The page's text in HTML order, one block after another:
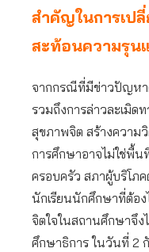
สำคัญในการเป
สะท้อนความรุนแ
จากกรณีที่มีข่าวปัญหา
รวมถึงการล่าวละเมิด
สุขภาพจิต สร้างความ
การศึกษาอาจไม่ใช่พื้
ครอบครัว สภาผู้บริโภ
นักเรียนนักศึกษาที่ต้อง
จิตใจในสถานศึกษาจึง
ศึกษาธิการ ในวันที่ 2